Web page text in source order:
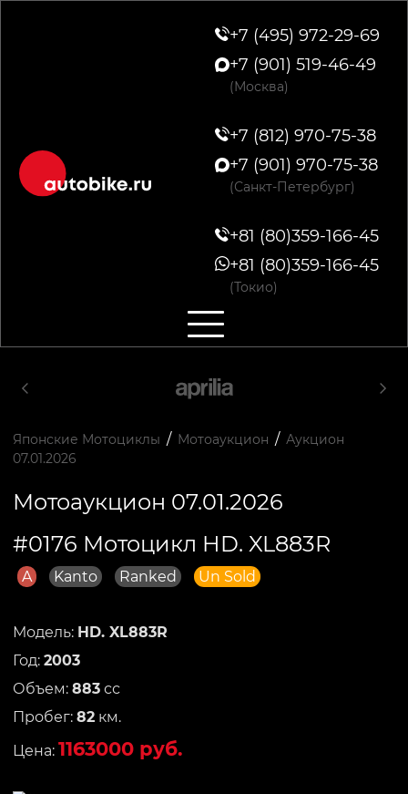
+7 (495) 972-29-69
+7 (901) 519-46-49
(Москва)
+7 (812) 970-75-38
+7 (901) 970-75-38
(Санкт-Петербург)
+81 (80)359-166-45
+81 (80)359-166-45
(Токио)
Японские Мотоциклы / Мотоаукцион / Аукцион
07.01.2026
Мотоаукцион 07.01.2026
#0176 Мотоцикл HD. XL883R
A Kanto Ranked Un Sold
Модель: HD. XL883R
Год: 2003
Объем: 883 сс
Пробег: 82 км.
Цена: 1163000 руб.